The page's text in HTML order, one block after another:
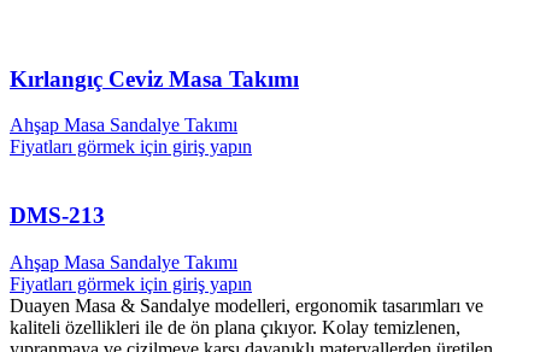
Kırlangıç Ceviz Masa Takımı
Ahşap Masa Sandalye Takımı
Fiyatları görmek için giriş yapın
DMS-213
Ahşap Masa Sandalye Takımı
Fiyatları görmek için giriş yapın
Duayen Masa & Sandalye modelleri, ergonomik tasarımları ve
kaliteli özellikleri ile de ön plana çıkıyor. Kolay temizlenen,